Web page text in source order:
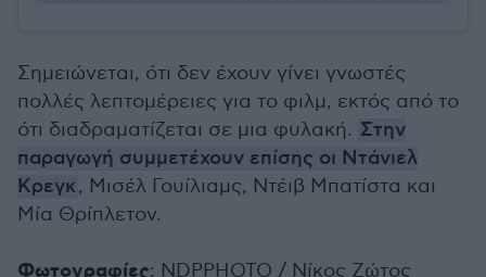
Σημειώνεται, ότι δεν έχουν γίνει γνωστές
πολλές λεπτομέρειες για το φιλμ, εκτός από το
ότι διαδραματίζεται σε μια φυλακή. Στην
παραγωγή συμμετέχουν επίσης οι Ντάνιελ
Κρεγκ, Μισέλ Γουίλιαμς, Ντέιβ Μπατίστα και
Μία Θρίπλετον.
Φωτογραφίες: NDPPHOTO / Νίκος Ζώτος